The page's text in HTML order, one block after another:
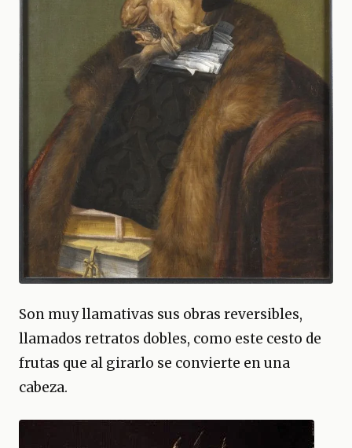
Son muy llamativas sus obras reversibles,
llamados retratos dobles, como este cesto de
frutas que al girarlo se convierte en una
cabeza.